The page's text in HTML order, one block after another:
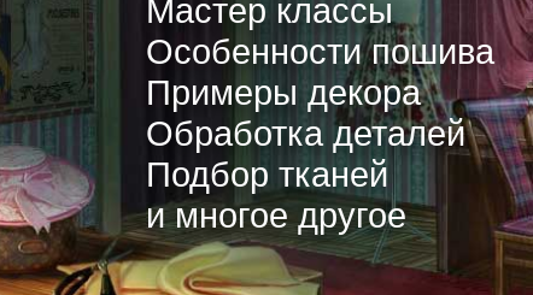
Мастер классы
Особенности пошива
Примеры декора
Обработка деталей
Подбор тканей
и многое другое